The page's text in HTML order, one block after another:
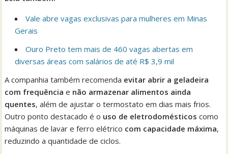
Vale abre vagas exclusivas para mulheres em Minas
Gerais
Ouro Preto tem mais de 460 vagas abertas em
diversas áreas com salários de até R$ 3,9 mil
A companhia também recomenda evitar abrir a geladeira
com frequência e não armazenar alimentos ainda
quentes, além de ajustar o termostato em dias mais frios.
Outro ponto destacado é o uso de eletrodomésticos como
máquinas de lavar e ferro elétrico com capacidade máxima,
reduzindo a quantidade de ciclos.